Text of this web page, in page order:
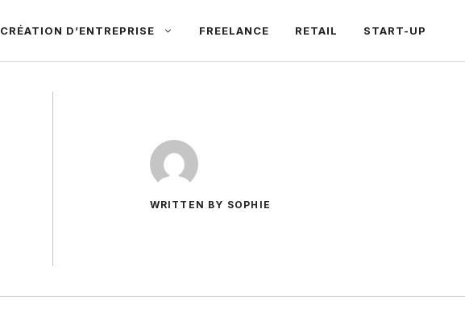
CRÉATION D’ENTREPRISE FREELANCE RETAIL START-UP
WRITTEN BY SOPHIE